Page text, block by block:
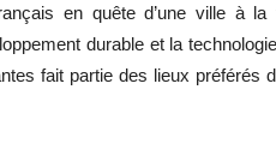
en quête d’une ville à
durable et la
fait partie des lieux préférés